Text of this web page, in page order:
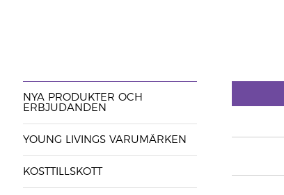
NYA PRODUKTER OCH
ERBJUDANDEN
YOUNG LIVINGS VARUMÄRKEN
KOSTTILLSKOTT